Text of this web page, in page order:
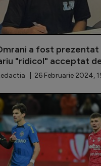
a fost prezentat
"ridicol" acceptat
| 26 Februarie 2024,